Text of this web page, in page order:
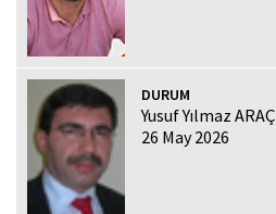
DURUM
Yusuf Yılmaz ARAÇ
26 May 2026